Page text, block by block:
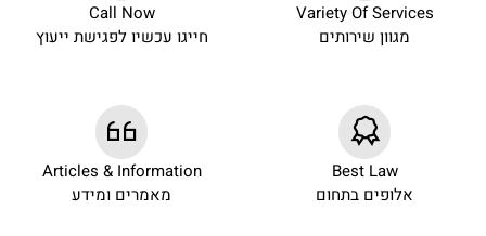
Variety Of Services
מגוון שירותים
Call Now
חייגו עכשיו לפגישת ייעוץ
Best Law
אלופים בתחום
Articles & Information
מאמרים ומידע